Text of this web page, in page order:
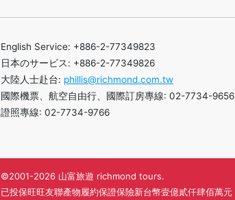
English Service: +886-2-77349823
日本のサービス: +886-2-77349826
大陸人士赴台: phillis@richmond.com.tw
國際機票、航空自由行、國際訂房專線: 02-7734-9656
證照專線: 02-7734-9766
©2001-2026 山富旅遊 richmond tours.
已投保旺旺友聯產物履約保證保險新台幣壹億貳仟肆佰萬元